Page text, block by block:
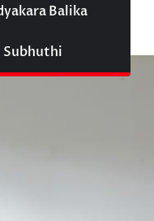
Balika
Subhuthi